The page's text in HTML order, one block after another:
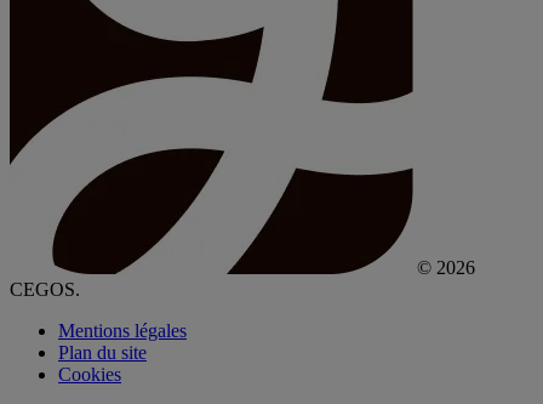
© 2026
CEGOS.
Mentions légales
Plan du site
Cookies